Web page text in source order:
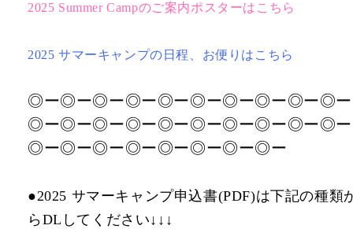
2025 Summer Campのご案内ポスターはこちら
2025 サマーキャンプの日程、お便りはこちら
◎ー◎ー◎ー◎ー◎ー◎ー◎ー◎ー◎ー◎ー
◎ー◎ー◎ー◎ー◎ー◎ー◎ー◎ー◎ー◎ー
◎ー◎ー◎ー◎ー◎ー◎ー◎ー◎ー
●2025 サマーキャンプ申込書(PDF)は下記の種類
らDLしてください↓↓↓